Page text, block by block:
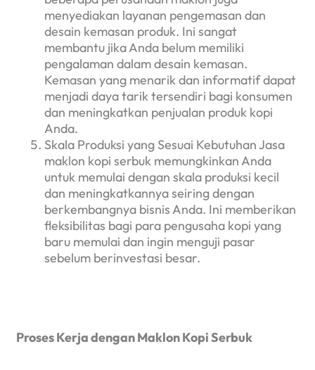
menyediakan layanan pengemasan dan
desain kemasan produk. Ini sangat
membantu jika Anda belum memiliki
pengalaman dalam desain kemasan.
Kemasan yang menarik dan informatif dapat
menjadi daya tarik tersendiri bagi konsumen
dan meningkatkan penjualan produk kopi
Anda.
Skala Produksi yang Sesuai Kebutuhan Jasa
maklon kopi serbuk memungkinkan Anda
untuk memulai dengan skala produksi kecil
dan meningkatkannya seiring dengan
berkembangnya bisnis Anda. Ini memberikan
fleksibilitas bagi para pengusaha kopi yang
baru memulai dan ingin menguji pasar
sebelum berinvestasi besar.
Proses Kerja dengan Maklon Kopi Serbuk